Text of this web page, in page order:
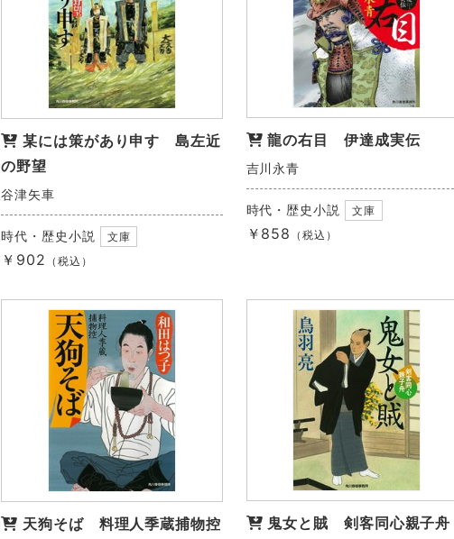
某には策があり申す 島左近
の野望
谷津矢車
時代・歴史小説 文庫
￥902 （税込）
龍の右目 伊達成実伝
吉川永青
時代・歴史小説 文庫
￥858 （税込）
天狗そば 料理人季蔵捕物控 鬼女と賊 剣客同心親子舟